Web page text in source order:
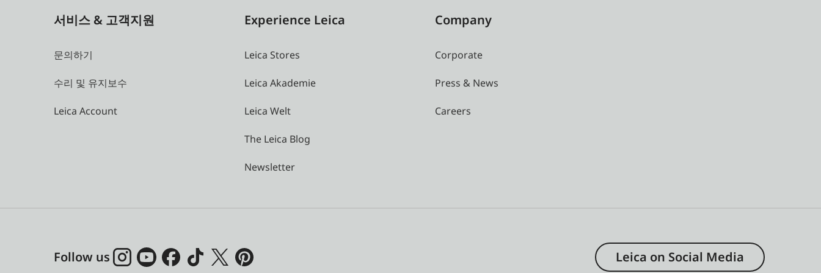
서비스 & 고객지원
문의하기
수리 및 유지보수
Leica Account
Experience Leica
Leica Stores
Leica Akademie
Leica Welt
The Leica Blog
Newsletter
Company
Corporate
Press & News
Careers
Follow us Leica on Social Media